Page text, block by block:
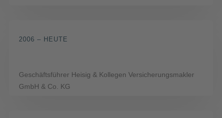
2006 – HEUTE
Geschäftsführer Heisig & Kollegen Versicherungsmakler
GmbH & Co. KG